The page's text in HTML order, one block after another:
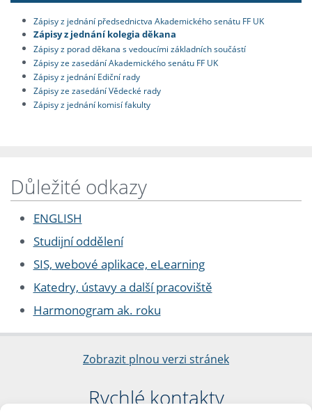
Zápisy z jednání předsednictva Akademického senátu FF UK
Zápisy z jednání kolegia děkana
Zápisy z porad děkana s vedoucími základních součástí
Zápisy ze zasedání Akademického senátu FF UK
Zápisy z jednání Ediční rady
Zápisy ze zasedání Vědecké rady
Zápisy z jednání komisí fakulty
Důležité odkazy
ENGLISH
Studijní oddělení
SIS, webové aplikace, eLearning
Katedry, ústavy a další pracoviště
Harmonogram ak. roku
Zobrazit plnou verzi stránek
Rychlé kontakty